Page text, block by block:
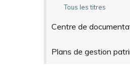
Tous les titres
Centre de
Plans de gestion